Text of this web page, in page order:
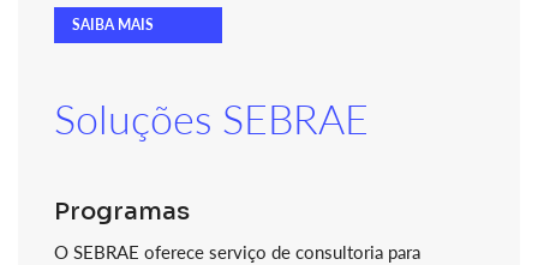
SAIBA MAIS
Soluções SEBRAE
Programas
O SEBRAE oferece serviço de consultoria para